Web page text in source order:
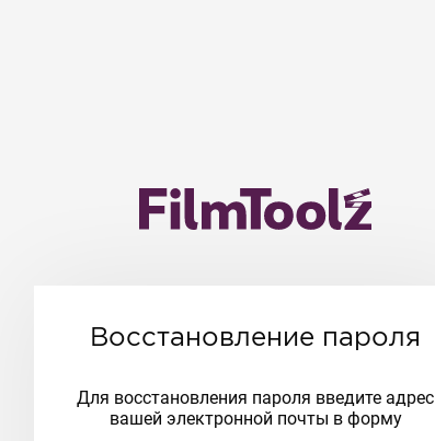
Восстановление пароля
Для восстановления пароля введите адрес
вашей электронной почты в форму